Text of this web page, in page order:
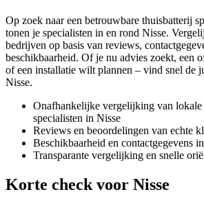
Op zoek naar een betrouwbare thuisbatterij
tonen je specialisten in en rond Nisse.
bedrijven op basis van reviews,
beschikbaarheid. Of je nu advies zoekt, een
of een installatie wilt plannen – vind snel de
Nisse.
Onafhankelijke vergelijking van lokale
specialisten in Nisse
Reviews en beoordelingen van echte
Beschikbaarheid en contactgegevens
Transparante vergelijking en snelle
Korte check voor Nisse